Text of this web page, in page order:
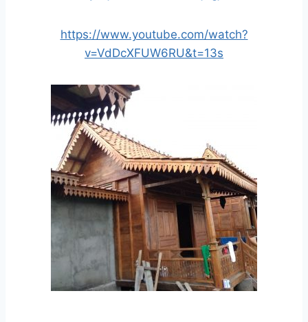
https://www.youtube.com/watch?
v=VdDcXFUW6RU&t=13s